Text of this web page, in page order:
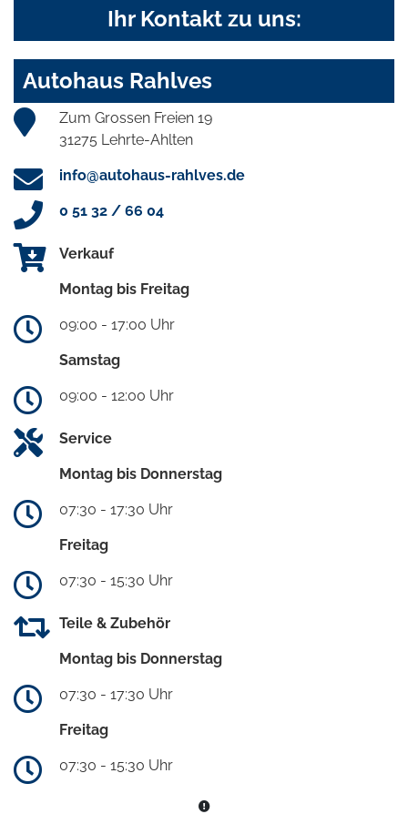
Ihr Kontakt zu uns:
Autohaus Rahlves
Zum Grossen Freien 19
31275 Lehrte-Ahlten
info@autohaus-rahlves.de
0 51 32 / 66 04
Verkauf
Montag bis Freitag
09:00 - 17:00 Uhr
Samstag
09:00 - 12:00 Uhr
Service
Montag bis Donnerstag
07:30 - 17:30 Uhr
Freitag
07:30 - 15:30 Uhr
Teile & Zubehör
Montag bis Donnerstag
07:30 - 17:30 Uhr
Freitag
07:30 - 15:30 Uhr